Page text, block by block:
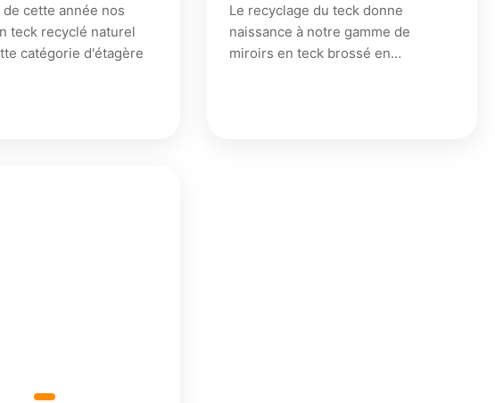
cette année nos
teck recyclé naturel
catégorie d'étagère
Le recyclage du teck donne
naissance à notre gamme de
miroirs en teck brossé en…